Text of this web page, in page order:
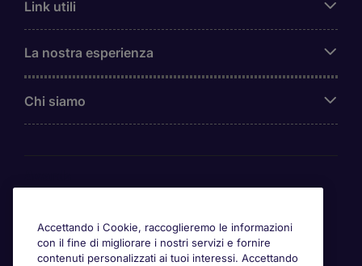
Link utili
La nostra esperienza
Chi siamo
Accettando i Cookie, raccoglieremo le informazioni
con il fine di migliorare i nostri servizi e fornire
contenuti personalizzati ai tuoi interessi. Accettando